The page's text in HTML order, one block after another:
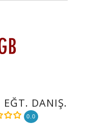
EĞT. DANIŞ.
0.0